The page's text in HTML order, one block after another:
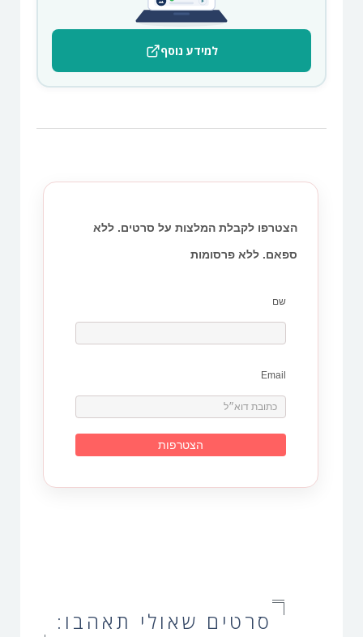
למידע נוסף
הצטרפו לקבלת המלצות על סרטים. ללא
ספאם. ללא פרסומות
שם
Email
סרטים שאולי תאהבו: